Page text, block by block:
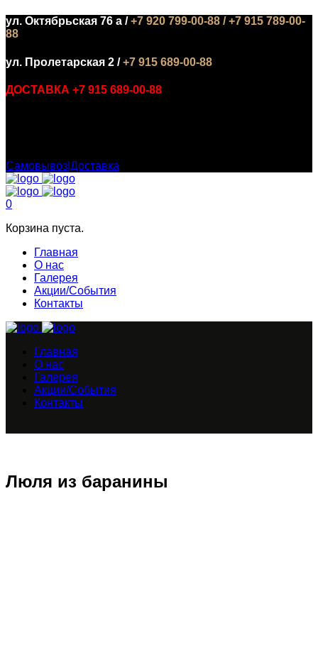
ул. Октябрьская 76 а /+7 920 799-00-88 / +7 915 789-00-
88
ул. Пролетарская 2 /+7 915 689-00-88
ДОСТАВКА +7 915 689-00-88
Самовывоз|Доставка
0
Корзина пуста.
Главная
О нас
Галерея
Акции/События
Контакты
Главная
О нас
Галерея
Акции/События
Контакты
Люля из баранины